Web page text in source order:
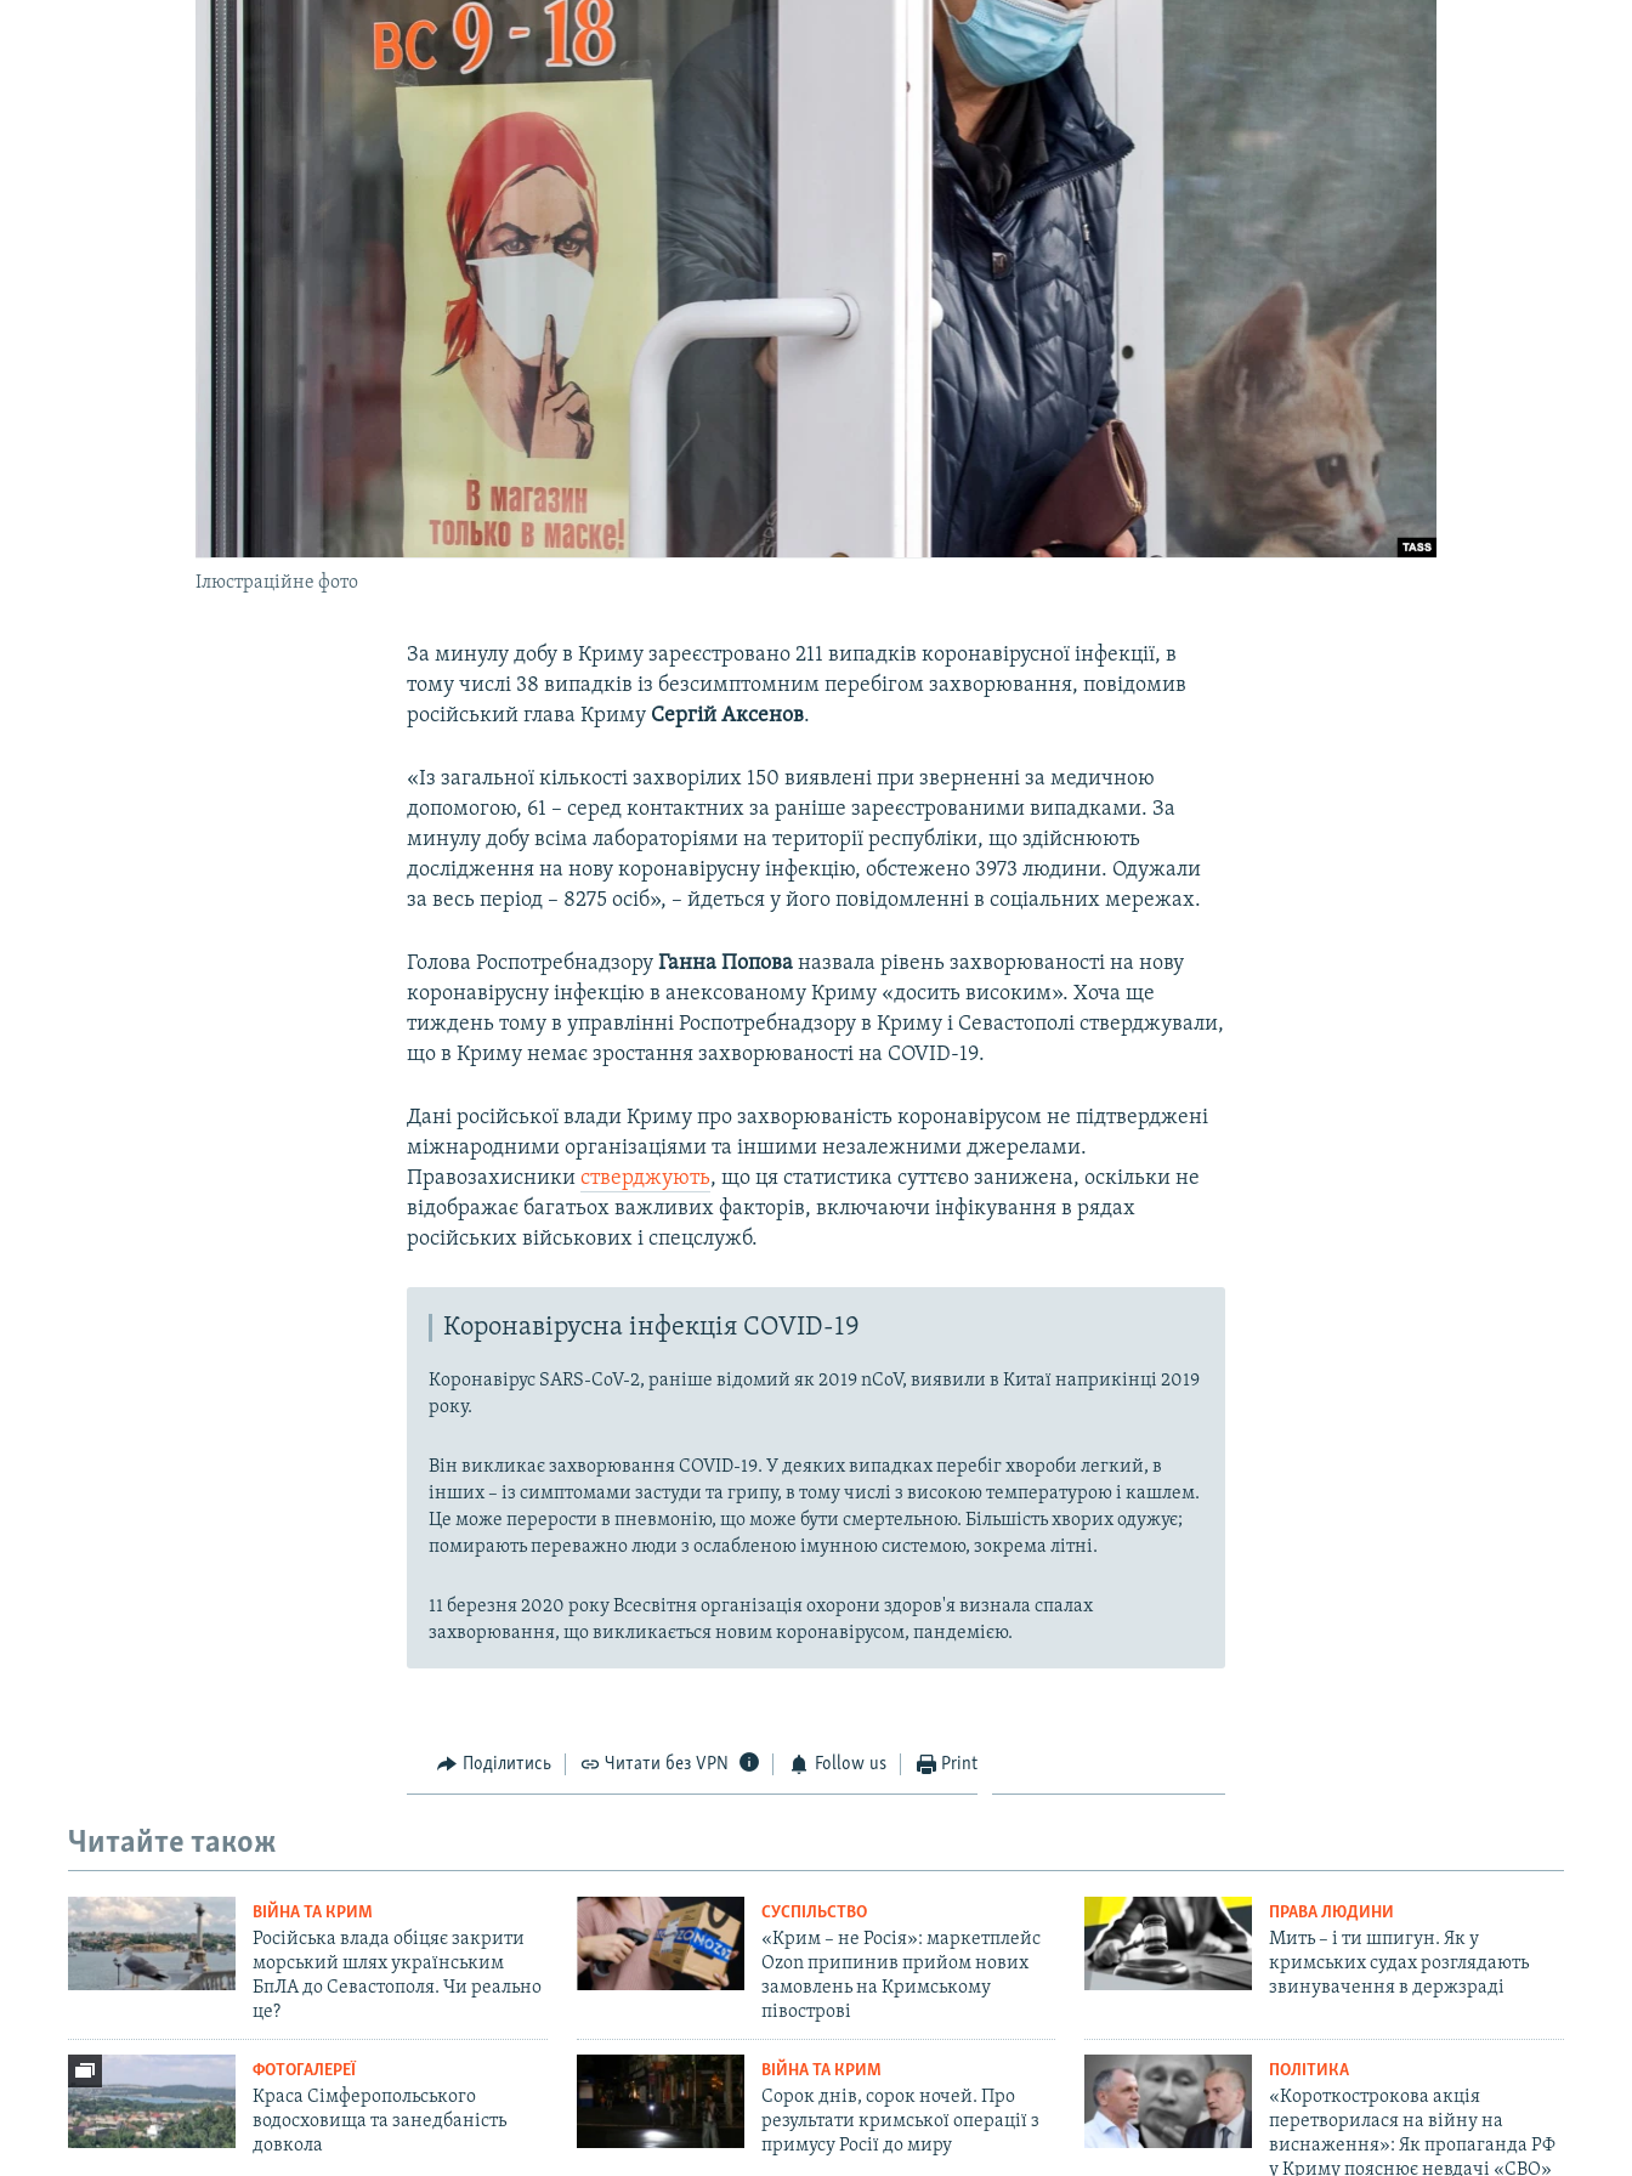
УКРАЇНСЬКА ПРОБЛЕМА КРИМУ
Ілюстраційне фото
За минулу добу в Криму зареєстровано 211 випадків коронавірусної інфекції, в
тому числі 38 випадків із безсимптомним перебігом захворювання, повідомив
російський глава Криму Сергій Аксенов.
«Із загальної кількості захворілих 150 виявлені при зверненні за медичною
допомогою, 61 – серед контактних за раніше зареєстрованими випадками. За
минулу добу всіма лабораторіями на території республіки, що здійснюють
дослідження на нову коронавірусну інфекцію, обстежено 3973 людини. Одужали
за весь період – 8275 осіб», – йдеться у його повідомленні в соціальних мережах.
Голова РоспотребнадзоруГанна Попова назвала рівень захворюваності на нову
коронавірусну інфекцію в анексованому Криму «досить високим». Хоча ще
тиждень тому в управлінні Роспотребнадзору в Криму і Севастополі стверджували,
що в Криму немає зростання захворюваності на COVID-19.
Дані російської влади Криму про захворюваність коронавірусом не підтверджені
міжнародними організаціями та іншими незалежними джерелами.
Правозахисникистверджують, що ця статистика суттєво занижена, оскільки не
відображає багатьох важливих факторів, включаючи інфікування в рядах
російських військових і спецслужб.
Коронавірусна інфекція COVID-19
Коронавірус SARS-CoV-2, раніше відомий як 2019 nCoV, виявили в Китаї наприкінці 2019
року.
Він викликає захворювання COVID-19. У деяких випадках перебіг хвороби легкий, в
інших – із симптомами застуди та грипу, в тому числі з високою температурою і кашлем.
Це може перерости в пневмонію, що може бути смертельною. Більшість хворих одужує;
помирають переважно люди з ослабленою імунною системою, зокрема літні.
11 березня 2020 року Всесвітня організація охорони здоров'я визнала спалах
захворювання, що викликається новим коронавірусом, пандемією.
Поділитись Читати без VPN Follow us Print
Читайте також
ВІЙНА ТА КРИМ
Російська влада обіцяє закрити
морський шлях українським
БпЛА до Севастополя. Чи реально
це?
СУСПІЛЬСТВО
«Крим – не Росія»: маркетплейс
Ozon припинив прийом нових
замовлень на Кримському
півострові
ПРАВА ЛЮДИНИ
Мить – і ти шпигун. Як у
кримських судах розглядають
звинувачення в держзраді
ФОТОГАЛЕРЕЇ
Краса Сімферопольського
водосховища та занедбаність
довкола
ВІЙНА ТА КРИМ
Сорок днів, сорок ночей. Про
результати кримської операції з
примусу Росії до миру
ПОЛІТИКА
«Короткострокова акція
перетворилася на війну на
виснаження»: Як пропаганда РФ
у Криму пояснює невдачі «СВО»